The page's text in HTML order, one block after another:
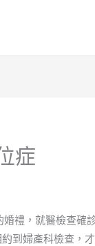
症
禮，就醫檢查確
到婦產科檢查，